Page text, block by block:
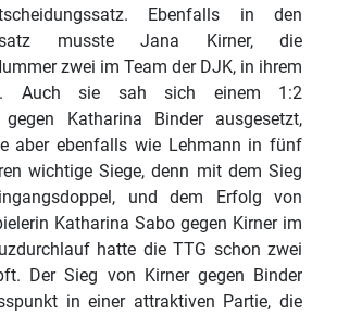
Ebenfalls in den
musste Jana Kirner, die
zwei im Team der DJK, in ihrem
Auch sie sah sich einem 1:2
gegen Katharina Binder ausgesetzt,
aber ebenfalls wie Lehmann in fünf
wichtige Siege, denn mit dem Sieg
und dem Erfolg von
Katharina Sabo gegen Kirner im
hatte die TTG schon zwei
Der Sieg von Kirner gegen Binder
in einer attraktiven Partie, die